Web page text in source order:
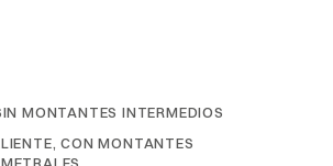
MONTANTES INTERMEDIOS
CON MONTANTES